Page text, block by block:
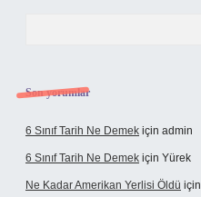
Son yorumlar
6 Sınıf Tarih Ne Demek için admin
6 Sınıf Tarih Ne Demek için Yürek
Ne Kadar Amerikan Yerlisi Öldü için